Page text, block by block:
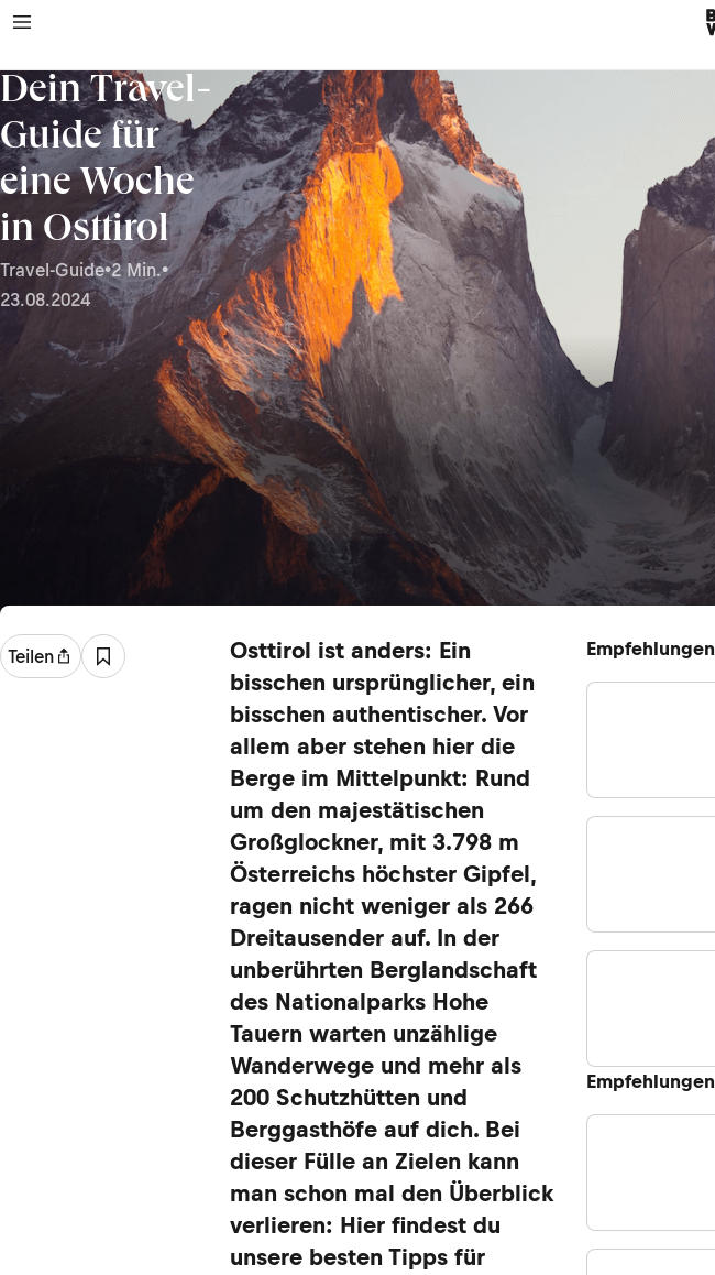
Dein Travel-
Guide für
eine Woche
in Osttirol
Travel-Guide•2 Min.•
23.08.2024
Teilen Empfehlungen
Empfehlungen
Osttirol ist anders: Ein
bisschen ursprünglicher, ein
bisschen authentischer. Vor
allem aber stehen hier die
Berge im Mittelpunkt: Rund
um den majestätischen
Großglockner, mit 3.798 m
Österreichs höchster Gipfel,
ragen nicht weniger als 266
Dreitausender auf. In der
unberührten Berglandschaft
des Nationalparks Hohe
Tauern warten unzählige
Wanderwege und mehr als
200 Schutzhütten und
Berggasthöfe auf dich. Bei
dieser Fülle an Zielen kann
man schon mal den Überblick
verlieren: Hier findest du
unsere besten Tipps für